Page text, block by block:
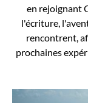
en rejoignant
l'écriture,
rencontrent,
prochaines